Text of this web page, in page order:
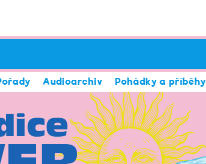
Audioarchiv Pohádky a příběhy